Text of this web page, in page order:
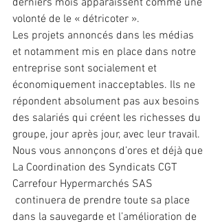
volonté de le « détricoter ».
Les projets annoncés dans les médias
et notamment mis en place dans notre
entreprise sont socialement et
économiquement inacceptables. Ils ne
répondent absolument pas aux besoins
des salariés qui créent les richesses du
groupe, jour après jour, avec leur travail.
Nous vous annonçons d’ores et déjà que
La Coordination des Syndicats CGT
Carrefour Hypermarchés SAS
continuera de prendre toute sa place
dans la sauvegarde et l’amélioration de